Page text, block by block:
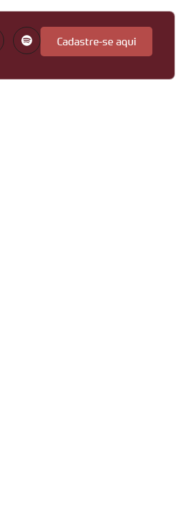
Cadastre-se aqui